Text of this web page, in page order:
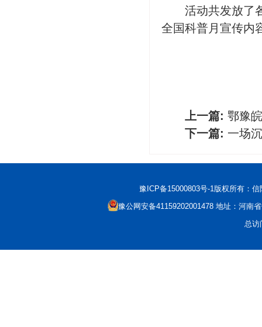
活动共发放了
全国科普月宣传内
上一篇: 鄂豫
下一篇: 一场
豫ICP备15000803号-1版权所有：
豫公网安备41159202001478 地址：河南
总访